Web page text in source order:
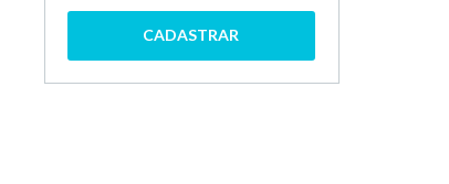
CADASTRAR